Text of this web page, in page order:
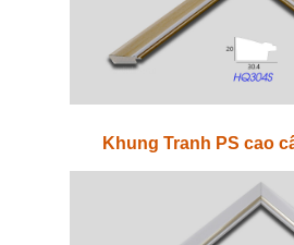
Khung Tranh PS cao